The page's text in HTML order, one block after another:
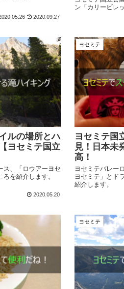
2020.09.27
ン「カリービレ
ルの場所とハ
ヨセミテ国立
ス、「ロウアーヨセ
を紹介します。
2020.05.20
ヨセミテ
ヨセミテ国
見！日本未
高！
ヨセミテバレー
ヨセミテ」とド
紹介します。
ヨセミテ